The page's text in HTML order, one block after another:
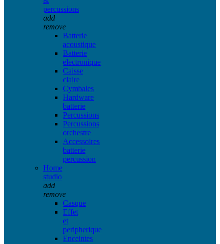
percussions
add
remove
Batterie
acoustique
Batterie
electronique
Caisse
claire
Cymbales
Hardware
batterie
Percussions
Percussions
orchestre
Accessoires
batterie
percussion
Home
studio
add
remove
Casque
Effet
et
peripherique
Enceintes